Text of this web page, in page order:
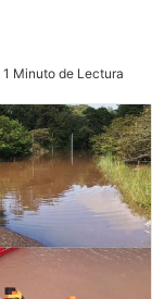
1 Minuto de Lectura